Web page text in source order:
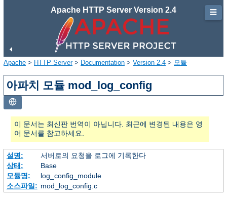
Apache HTTP Server Version 2.4
Apache > HTTP Server> Documentation > Version 2.4 > 모듈
아파치 모듈 mod_log_config
이 문서는 최신판 번역이 아닙니다. 최근에 변경된 내용은 영
어 문서를 참고하세요.
설명:
서버로의 요청을 로그에 기록한다
상태:
Base
모듈명:
log_config_module
소스파일: mod_log_config.c
☰